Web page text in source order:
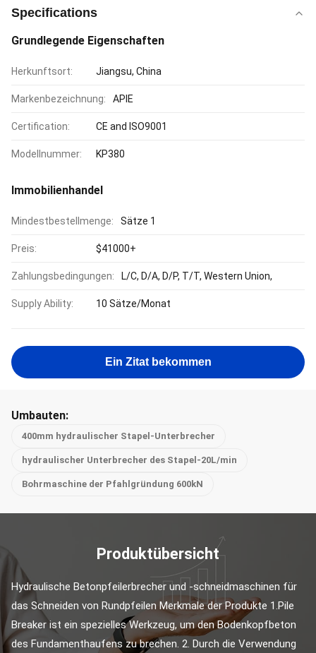
Specifications
Grundlegende Eigenschaften
Herkunftsort: Jiangsu, China
Markenbezeichnung: APIE
Certification: CE and ISO9001
Modellnummer: KP380
Immobilienhandel
Mindestbestellmenge: Sätze 1
Preis: $41000+
Zahlungsbedingungen: L/C, D/A, D/P, T/T, Western Union,
Supply Ability: 10 Sätze/Monat
Ein Zitat bekommen
Umbauten:
400mm hydraulischer Stapel-Unterbrecher
hydraulischer Unterbrecher des Stapel-20L/min
Bohrmaschine der Pfahlgründung 600kN
Produktübersicht
Hydraulische Betonpfeilerbrecher und -schneidmaschinen für
das Schneiden von Rundpfeilen Merkmale der Produkte 1.Pile
Breaker ist ein spezielles Werkzeug, um den Bodenkopfbeton
des Fundamenthaufens zu brechen. 2. Durch die Verwendung